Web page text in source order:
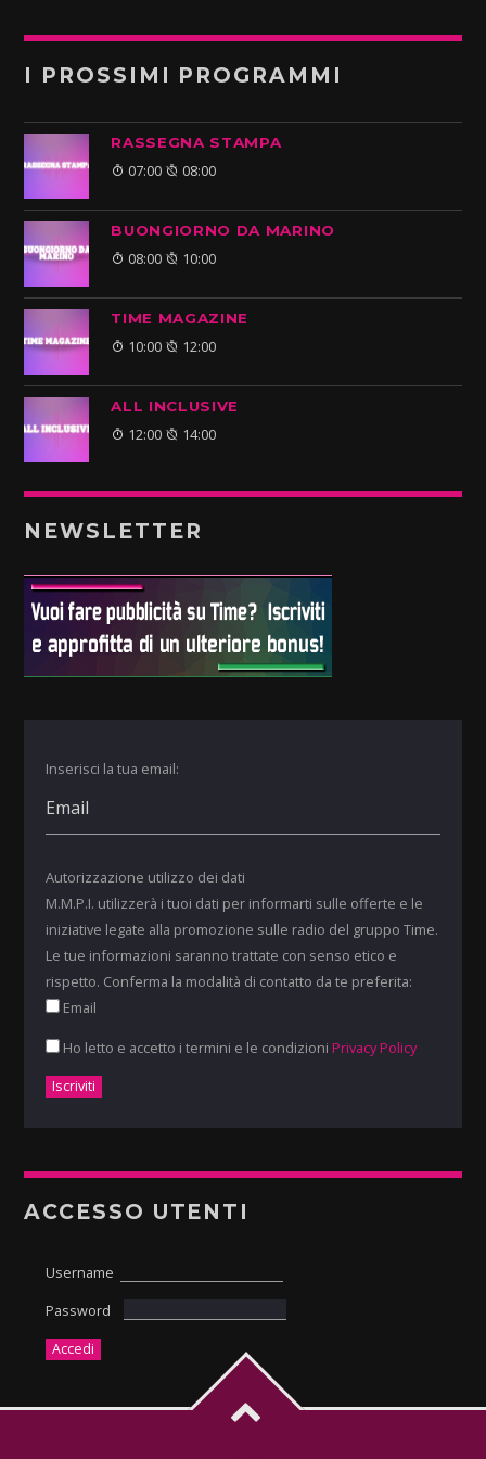
I PROSSIMI PROGRAMMI
RASSEGNA STAMPA
07:00 08:00
BUONGIORNO DA MARINO
08:00 10:00
TIME MAGAZINE
10:00 12:00
ALL INCLUSIVE
12:00 14:00
NEWSLETTER
Inserisci la tua email:
Autorizzazione utilizzo dei dati
M.M.P.I. utilizzerà i tuoi dati per informarti sulle offerte e le
iniziative legate alla promozione sulle radio del gruppo Time.
Le tue informazioni saranno trattate con senso etico e
rispetto. Conferma la modalità di contatto da te preferita:
Email
Ho letto e accetto i termini e le condizioni Privacy Policy
ACCESSO UTENTI
Username
Password